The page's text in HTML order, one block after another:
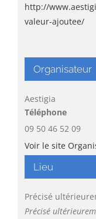
http://
valeur-ajoutee/
Lieu
Précisé
Précisé
Organisateur
Aestigia
Téléphone
09 50 46 52 09
Voir le site